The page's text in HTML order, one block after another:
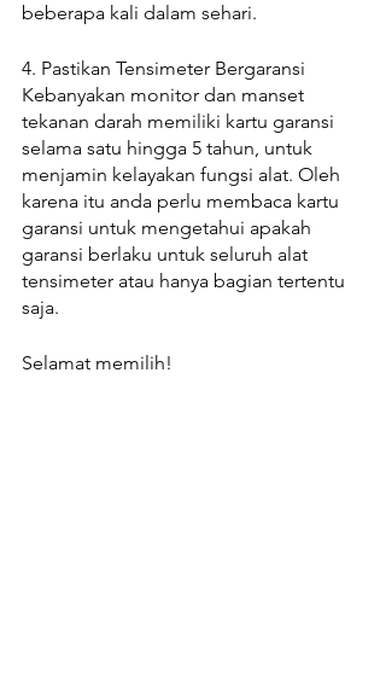
beberapa kali dalam sehari.
4. Pastikan Tensimeter Bergaransi
Kebanyakan monitor dan manset
tekanan darah memiliki kartu garansi
selama satu hingga 5 tahun, untuk
menjamin kelayakan fungsi alat. Oleh
karena itu anda perlu membaca kartu
garansi untuk mengetahui apakah
garansi berlaku untuk seluruh alat
tensimeter atau hanya bagian tertentu
saja.
Selamat memilih!